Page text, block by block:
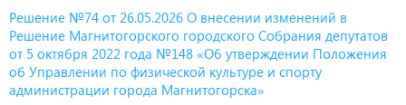
Решение №74 от 26.05.2026 О внесении изменений в
Решение Магнитогорского городского Собрания депутатов
от 5 октября 2022 года №148 «Об утверждении Положения
об Управлении по физической культуре и спорту
администрации города Магнитогорска»